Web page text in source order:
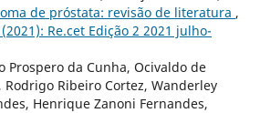
de próstata: revisão de literatura ,
Re.cet Edição 2 2021 julho-
Prospero da Cunha, Ocivaldo de
Rodrigo Ribeiro Cortez, Wanderley
Henrique Zanoni Fernandes,